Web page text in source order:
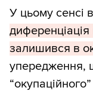
У цьому сенсі
диференціація
залишився в
упередження,